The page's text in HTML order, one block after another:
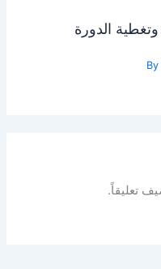
الدورة
تعليقاً.